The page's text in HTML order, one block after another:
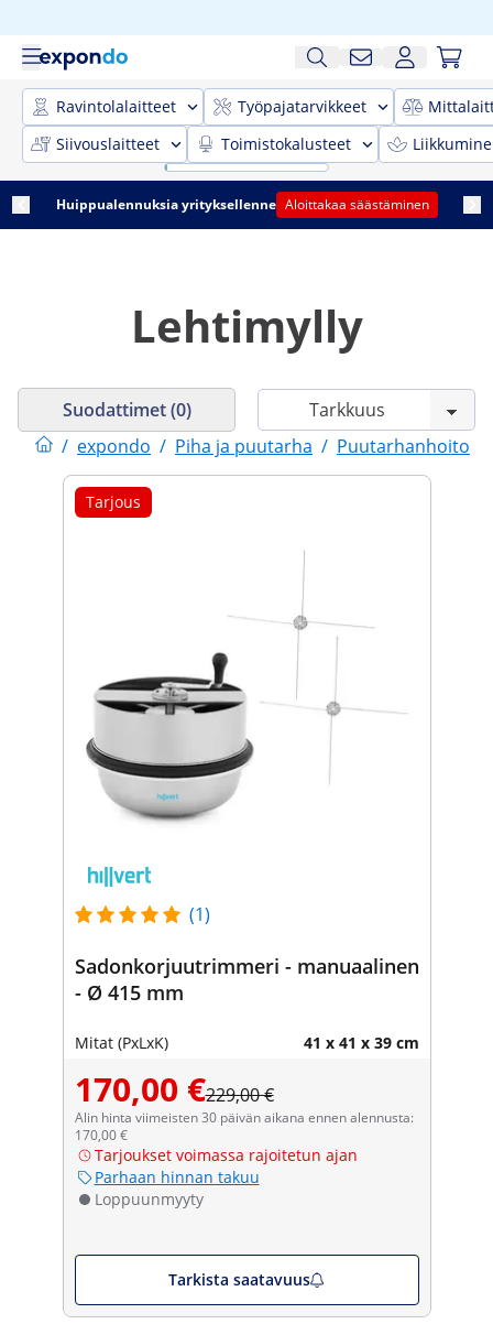
Ravintolalaitteet Työpajatarvikkeet
Siivouslaitteet
Toimistokalusteet
Huippualennuksia yrityksellenne Aloittakaa säästäminen
Lehtimylly
/ expondo / Piha ja puutarha / Puutarhanhoito
Suodattimet (0)
Tarjous
(1)
Sadonkorjuutrimmeri - manuaalinen
- Ø 415 mm
Mitat (PxLxK) 41 x 41 x 39 cm
170,00 €229,00 €
Alin hinta viimeisten 30 päivän aikana ennen alennusta:
170,00 €
Tarjoukset voimassa rajoitetun ajan
Parhaan hinnan takuu
Loppuunmyyty
Tarkista saatavuus